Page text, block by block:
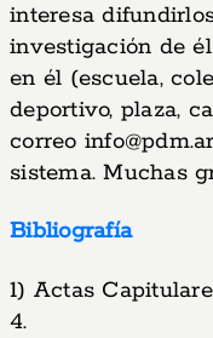
interesa
investigación de
en él (escuela,
deportivo, plaza,
correo info@pdm.ar
sistema. Muchas
Bibliografía
1) Actas
4.